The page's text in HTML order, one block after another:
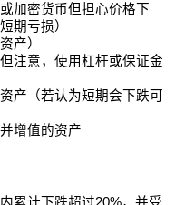
加密货币但担心价格下
期亏损）
产）
注意，使用杠杆或保证金
产（若认为短期会下跌可
增值的资产